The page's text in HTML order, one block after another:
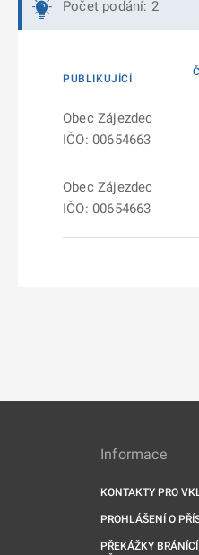
Počet podání: 2
PUBLIKUJÍCÍ
Obec Zájezdec
IČO: 00654663
Obec Zájezdec
IČO: 00654663
Informace
KONTAKTY PRO
PROHLÁŠENÍ O
PŘEKÁŽKY